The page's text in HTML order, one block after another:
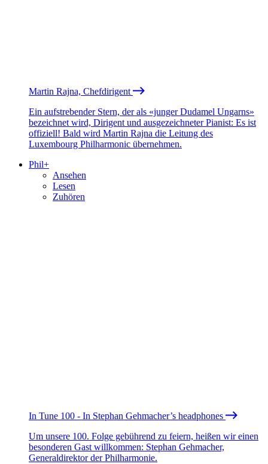
Martin Rajna, Chefdirigent
Ein aufstrebender Stern, der als «junger Dudamel Ungarns»
bezeichnet wird, Dirigent und ausgezeichneter Pianist: Es ist
offiziell! Bald wird Martin Rajna die Leitung des
Luxembourg Philharmonic übernehmen.
Phil+
Ansehen
Lesen
Zuhören
In Tune 100 - In Stephan Gehmacher’s headphones
Um unsere 100. Folge gebührend zu feiern, heißen wir einen
besonderen Gast willkommen: Stephan Gehmacher,
Generaldirektor der Philharmonie.